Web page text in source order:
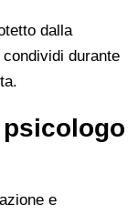
dalla
durante
e